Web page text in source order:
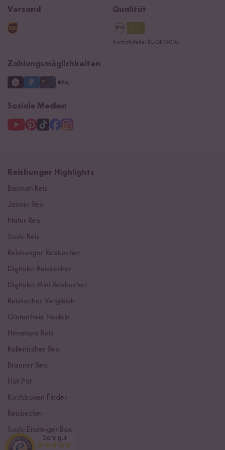
Kontaktformular
Navacopah
Reishunger Gutscheine
B2B
Datenschutzerklärung
Versand Qualität
Kontrollstelle: DE-ÖKO-005
Zahlungsmöglichkeiten
Soziale Medien
Reishunger Highlights
Basmati Reis
Jasmin Reis
Natur Reis
Sushi Reis
Reishunger Reiskocher
Digitaler Reiskocher
Digitaler Mini Reiskocher
Reiskocher Vergleich
Glutenfreie Nudeln
Himalaya Reis
Italienischer Reis
Brauner Reis
Hot Pot
Kochboxen Finder
Reisbecher
Sushi Einsteiger Box
Sehr gut